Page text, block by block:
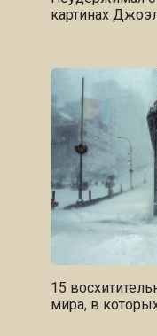
картинах
15
мира, в